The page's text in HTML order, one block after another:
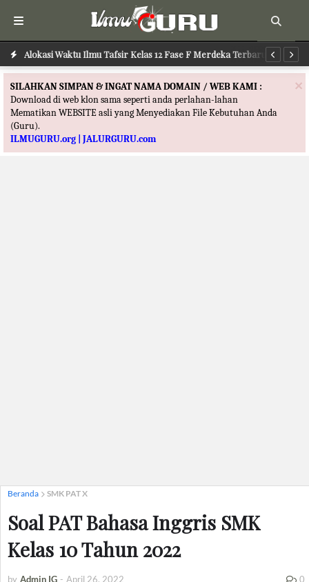
Alokasi Waktu Ilmu Tafsir Kelas 12 Fase F Merdeka Terbaru
×
SILAHKAN SIMPAN & INGAT NAMA DOMAIN / WEB KAMI :
Download di web klon sama seperti anda perlahan-lahan
Mematikan WEBSITE asli yang Menyediakan File Kebutuhan Anda
(Guru).
ILMUGURU.org | JALURGURU.com
Beranda SMK PAT X
Soal PAT Bahasa Inggris SMK
Kelas 10 Tahun 2022
by Admin IG - April 26, 2022 0